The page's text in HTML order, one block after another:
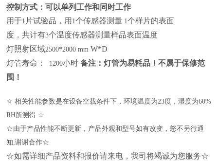
控制方式：可以单列工作和同时工作
用于1 片试验品，用 1个传感器测量 1个样片的表面
度，共计有3个温度传感器测量样品表面温度
灯照射区域2500*2000 mmW*D
灯管寿命：
1200小时备注：灯管为易耗品！不属于保修范
围！
☆ 相关性能参数是在设备空载条件下，环境温度为23度，湿度为60%
RH所测得 ☆
☆由于产品性能不断更新，产品外观和型号如有改变，怒不另行通
知 ,谢谢合作☆
☆如需详细产品资料和报价请来电，我司将竭诚为您服务☆